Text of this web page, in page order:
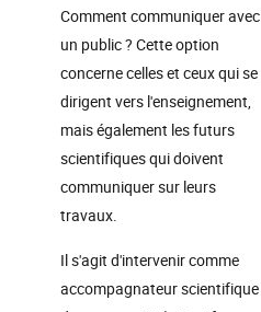
Comment communiquer avec
un public ? Cette option
concerne celles et ceux qui se
dirigent vers l'enseignement,
mais également les futurs
scientifiques qui doivent
communiquer sur leurs
travaux.
Il s'agit d'intervenir comme
accompagnateur scientifique